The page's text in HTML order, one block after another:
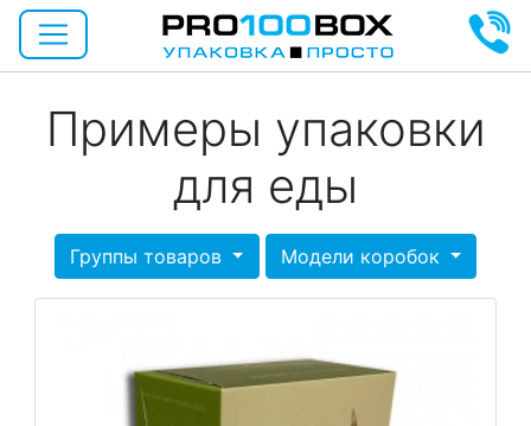
Примеры упаковки
для еды
Группы товаров Модели коробок